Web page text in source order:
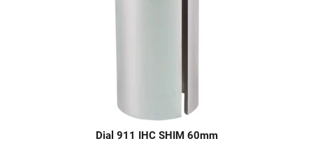
Dial 911 IHC SHIM 60mm